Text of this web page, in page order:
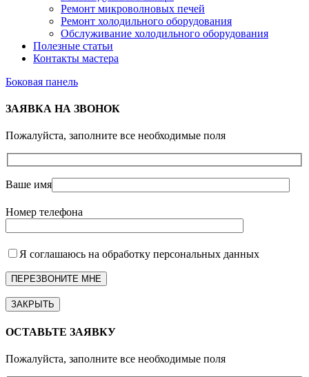
Ремонт микроволновых печей
Ремонт холодильного оборудования
Обслуживание холодильного оборудования
Полезные статьи
Контакты мастера
Боковая панель
ЗАЯВКА НА ЗВОНОК
Пожалуйста, заполните все необходимые поля
Ваше имя
Номер телефона
Я соглашаюсь на обработку персональных данных
ЗАКРЫТЬ
ОСТАВЬТЕ ЗАЯВКУ
Пожалуйста, заполните все необходимые поля